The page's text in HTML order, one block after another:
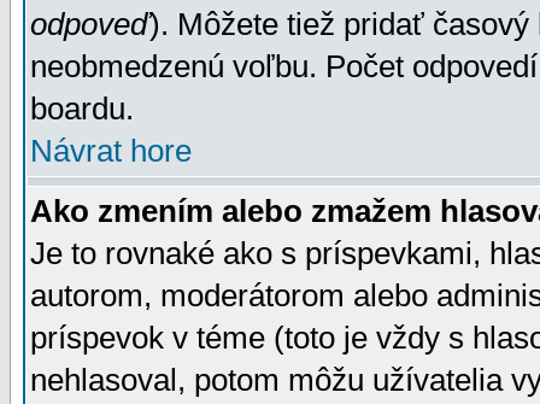
odpoveď). Môžete tiež pridať
neobmedzenú voľbu. Počet
boardu.
Návrat hore
Ako zmením alebo zmažem
Je to rovnaké ako s príspevkami,
autorom, moderátorom alebo
príspevok v téme (toto je vždy s
nehlasoval, potom môžu užívatelia